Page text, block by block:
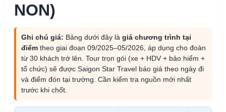
NON)
Ghi chú giá: Bảng dưới đây là giá chương trình tại
điểm theo giai đoạn 09/2025–05/2026, áp dụng cho đoàn
từ 30 khách trở lên. Tour trọn gói (xe + HDV + bảo hiểm +
tổ chức) sẽ được Saigon Star Travel báo giá theo ngày đi
và điểm đón tại trường. Cần kiểm tra nguồn mới nhất
trước khi chốt.